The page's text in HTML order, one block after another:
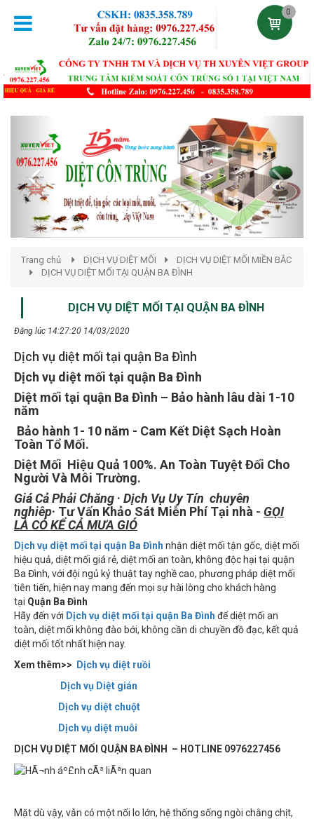
0
Trang chủ DỊCH VỤ DIỆT MỐI
DỊCH VỤ DIỆT MỐI MIỀN BẮC
DỊCH VỤ DIỆT MỐI TẠI QUẬN BA ĐÌNH
DỊCH VỤ DIỆT MỐI TẠI QUẬN BA ĐÌNH
Đăng lúc 14:27:20 14/03/2020
Dịch vụ diệt mối tại quận Ba Đình
Dịch vụ diệt mối tại quận Ba Đình
Diệt mối tại quận Ba Đình – Bảo hành lâu dài 1-10
năm
Bảo hành 1- 10 năm - Cam Kết Diệt Sạch Hoàn
Toàn Tổ Mối.
Diệt Mối Hiệu Quả 100%. An Toàn Tuyệt Đối Cho
Người Và Môi Trường.
Giá Cả Phải Chăng · Dịch Vụ Uy Tín chuyên
nghiêp· Tư Vấn Khảo Sát Miễn Phí Tại nhà - GỌI
LÀ CÓ KỂ CẢ MƯA GIÓ
Dịch vụ diệt mối tại quận Ba Đình nhận diệt mối tận gốc, diệt mối
hiệu quả, diệt mối giá rẻ, diệt mối an toàn, không độc hại tại quận
Ba Đình, với đội ngủ kỷ thuật tay nghề cao, phương pháp diệt mối
tiên tiến, hiện nay mang đến mọi sự hài lòng cho khách hàng
tại Quận Ba Đình
Hãy đến với Dịch vụ diệt mối tại quận Ba Đình để diệt mối an
toàn, diệt mối không đào bới, không cần di chuyền đồ đạc, kết quả
diệt mối tốt nhất hiện nay.
Xem thêm>>
Dịch vụ diệt ruồi
Dịch vụ Diệt gián
Dịch vụ diệt chuột
Dịch vụ diệt muỗi
DỊCH VỤ DIỆT MỐI QUẬN BA ĐÌNH – HOTLINE 0976227456
Mặt dù vậy, vẫn có một nổi lo lớn, hệ thống sống ngòi chằng chịt,